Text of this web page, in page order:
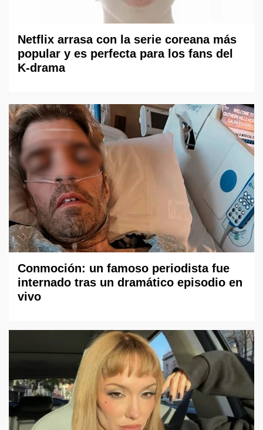
Netflix arrasa con la serie coreana más
popular y es perfecta para los fans del
K-drama
Conmoción: un famoso periodista fue
internado tras un dramático episodio en
vivo